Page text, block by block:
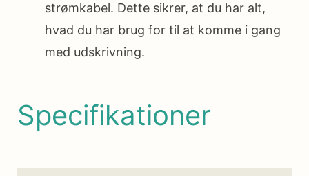
strømkabel. Dette sikrer, at du har alt,
hvad du har brug for til at komme i gang
med udskrivning.
Specifikationer